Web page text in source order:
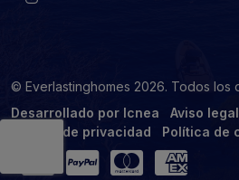
© Everlastinghomes 2026. Todos los
Desarrollado por Icnea
Aviso legal
Política de privacidad
Política de